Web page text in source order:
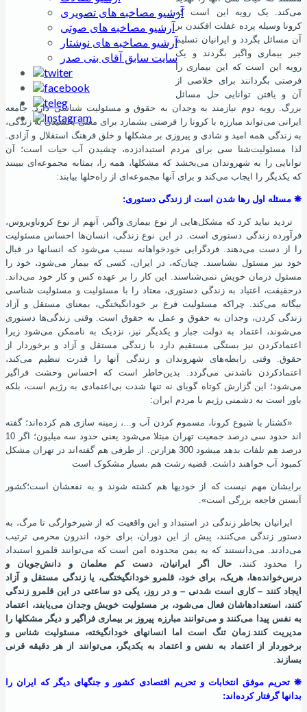
آرشیو مصاخبه های تصویری
آرشیو مصاخبه های صوتی
آرشیو مصاخبه های نوشتار
سایت سابق آقای بنی صدر
می‌کند. یک رویه این ‌است که
کرونا وسیله پرده غفلت افکندن بر
آن مسائل بگردد و ایرانیان تسلیم
جبر بیماری واگیر بگردند و یک
رویه این ‌است که این بیماری را
فرصتی بگردانند برای خلاصی از
آن و یافتن توانایی حل مسائل
بزرگ. رویه دوم نیازمند به وجدان به حقوق و مسئولیت شناسی دارد. جامعه
ایرانی می‌تواند مبارزه با کرونا را فرصتی بشمارد برای معنی بخشیدن به زندگی،
به زندگی همه امید و شادی و پیروزی بر مشکلها و خلق فرهنگ استقلال و آزادی.
لذا مسئولیت‌شنا سی برای مردم استبدادزده، چشیدن آب حیات است؛ آن
توانایی را به شهروندان می‌بخشد که مشکلها، همه را، بمثابه مجموعه‌ای ببینند
که یکدیگر را ایجاب می‌کند و برای آنها مجموعه‌ای از راه‌حلها بیابند:
❋ مسئله اول رها شدن است از زندگی دستوری:
تردید نباید کرد که مشکل‌هایی از نوع بیماری واگیر، آنهم از نوع کروناویروس،
فرآورده زندگی دستوری است. در این نوع زندگی، انسان‌ها احساس مسئولیت
را از دست می‌دهند. فردگرایی خودخواهانه سبب می‌شود که انسانها در قبال
خود نیز مسئول نشناسند. چنان‌که، در ایران، کسی که بیمار می‌شود، خود را
مسئول درمان خویش نمی‌شناسند. این کار را بر عهده کس و کار خود می‌داند.
درحقیقت، اعتیاد به زندگی دستوری، معتاد را با مسئولیت و مسئولیت شناسی
بیگانه می‌کند. چراکه مسئولیت فرع بر خودانگیختگی، بمعنای مستقل و آزاد
زندگی کردن، وجدان به حقوق و عمل به حقوق است. وقتی زندگی‌ها دستوری
می‌شوند، اعتماد به دولت جبار و یکدیگر نیز، نزدیک به ناممکن می‌شود زیرا
اعتماد‌کردن نیز بستگی مستقیم دارد با زندگی مستقل و آزاد و برخوردار از
حقوق. وقتی رابطه‌های شهروندان و زندگی آنها را قدرت تنظیم می‌کند،
اعتمادکردن ناشدنی می‌گردد. بدین‌خاطر است که احساس وحشت فراگیر
می‌شود؛ این گزارش کوتاه گویای نه تنها شدت بی‌‌اعتمادی به رژیم است، بلکه
باور است به دشمنی رژیم با مردم ایران:
«کشتار با شیوع کرونا، مسموم کردن آب و...، زمینه‌ سازی هم کرده‌اند؛ گفته
اند حدود سی درصد جمعیت تهران مبتلا می‌شود یعنی حدود سه میلیون؛ اگر 10
درصد هم تلفات بدهد میشود 300 هزارتن. از طرفی هم گفته‌اند در تهران مشکل
کمبود آب خواهند داشت. قضیه رشت هم بسیار مشکوک است
برایشان مهم نیست که از خودیها هم کشته شوند و به نفعشان است؛کشور
آبستن فاجعه بزرگی است».
ایرانیان بخاطر زندگی در استبداد و این واقعیت که از شیرخوارگی تا مرگ، به
دستور زندگی می‌کنند، پیش از این دوران، برای خود، اندرون محرمی ترتیب
می‌دادند. می‌دانستند که به یمن محدوده امن است که می‌توانند قلمرو استبداد
را محدود کنند . حال اگر ایرانیان، دست کم معلمان و دانش‌جویان و
درس‌خوانده‌ها، هریک، برای خود، قلمرو خودانگیختگی، یا زندگی مستقل و آزاد
ایجاد کنند – کاری است شدنی – و در روز، یکی دو ساعتی در این قلمرو زندگی
کنند، استعدادهاشان فعال می‌شود، بر مسئولیت خویش وجدان می‌یابند، اعتماد
به نفس پیدا می‌کنند و می‌توانند مبارزه پیروز بر بیماری فراگیر و دیگر مشکلها را
مدیریت کنند زمان تنگ است اما انسانهای خودانگیخته، مسئولیت شناس و
برخوردار از اعتماد به نفس و اعتماد به یکدیگر، می‌توانند از هر دقیقه قرنی
بسازند
❋ تحریم موفق انتخابات و تحریم اقتصادی کشور و جنگهای دیگر که ایران را
بدانها گرفتار کرده‌اند: